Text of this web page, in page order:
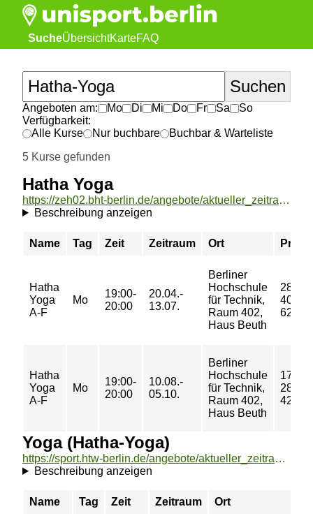
SucheÜbersichtKarteFAQ
Angeboten am: Mo Di Mi Do Fr Sa
So
Verfügbarkeit:
Alle Kurse
Nur buchbare
Buchbar & Warteliste
5 Kurse gefunden
Hatha Yoga
https://zeh02.bht-berlin.de/angebote/aktueller_zeitraum/_Hatha_Yoga.html
Beschreibung anzeigen
Name Tag Zeit Zeitraum Ort Preis
Hatha
Yoga
A-F
Mo
19:00-
20:00
20.04.-
13.07.
Berliner
Hochschule
für Technik,
Raum 402,
Haus Beuth
28/
40/
62 €
Hatha
Yoga
A-F
Mo
19:00-
20:00
10.08.-
05.10.
Berliner
Hochschule
für Technik,
Raum 402,
Haus Beuth
17/
28/
42 €
Yoga (Hatha-Yoga)
https://sport.htw-berlin.de/angebote/aktueller_zeitraum/_Yoga__Hatha-Yoga_.html
Beschreibung anzeigen
Name Tag Zeit Zeitraum Ort